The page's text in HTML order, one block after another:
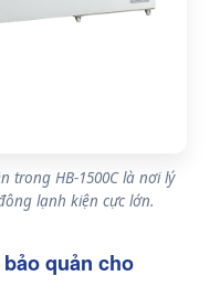
trong HB-1500C là nơi lý
lạnh kiện cực lớn.
quản cho